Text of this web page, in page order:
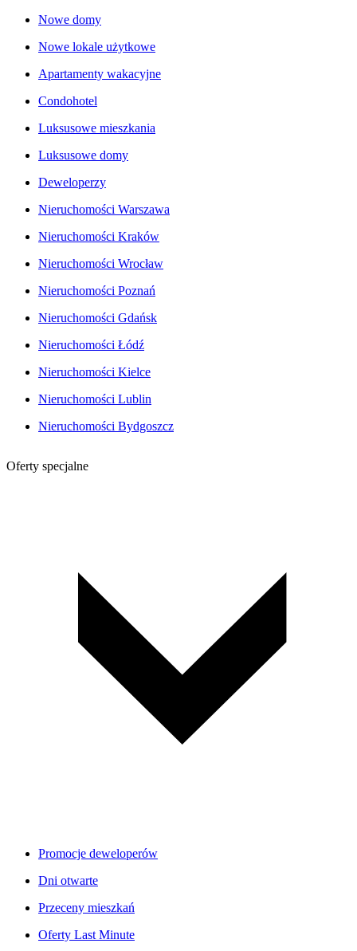
Nowe domy
Nowe lokale użytkowe
Apartamenty wakacyjne
Condohotel
Luksusowe mieszkania
Luksusowe domy
Deweloperzy
Nieruchomości Warszawa
Nieruchomości Kraków
Nieruchomości Wrocław
Nieruchomości Poznań
Nieruchomości Gdańsk
Nieruchomości Łódź
Nieruchomości Kielce
Nieruchomości Lublin
Nieruchomości Bydgoszcz
Oferty specjalne
Promocje deweloperów
Dni otwarte
Przeceny mieszkań
Oferty Last Minute